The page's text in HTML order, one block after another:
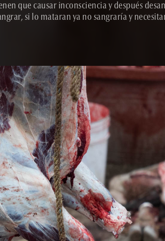
que causar inconsciencia y después
si lo mataran ya no sangraría y